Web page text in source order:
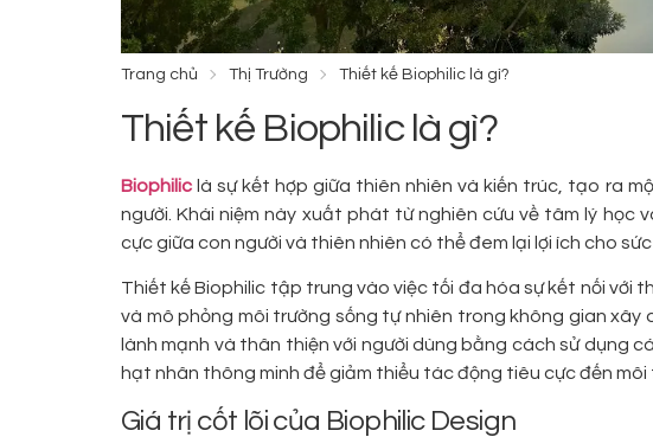
Trang chủ Thị Trường Thiết kế Biophilic là gì?
Thiết kế Biophilic là gì?
Biophilic là sự kết hợp giữa thiên nhiên và kiến trúc, tạo ra
người. Khái niệm này xuất phát từ nghiên cứu về tâm lý
cực giữa con người và thiên nhiên có thể đem lại lợi ích cho
Thiết kế Biophilic tập trung vào việc tối đa hóa sự kết nối với
và mô phỏng môi trường sống tự nhiên trong không gian
lành mạnh và thân thiện với người dùng bằng cách sử dụng
hạt nhân thông minh để giảm thiểu tác động tiêu cực đến môi
Giá trị cốt lõi của Biophilic Design